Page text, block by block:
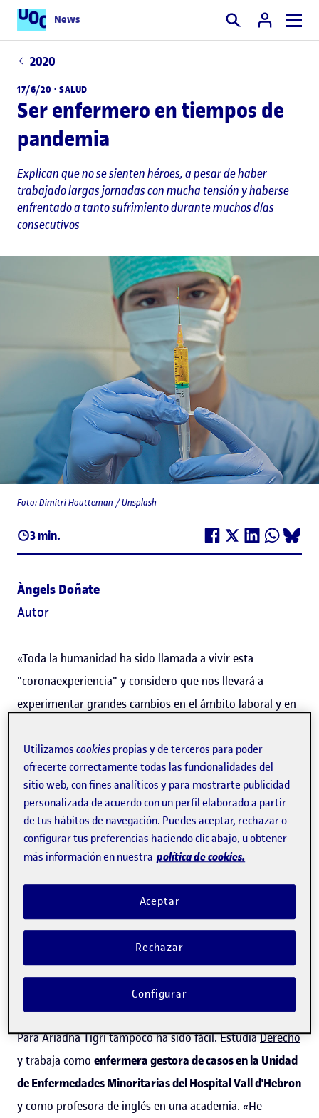
News Buscar
2020
17/6/20 · SALUD
Ser enfermero en tiempos de
pandemia
Explican que no se sienten héroes, a pesar de haber
trabajado largas jornadas con mucha tensión y haberse
enfrentado a tanto sufrimiento durante muchos días
consecutivos
3 min.
Foto: Dimitri Houtteman / Unsplash
Àngels Doñate
Autor
«Toda la humanidad ha sido llamada a vivir esta
"coronaexperiencia" y considero que nos llevará a
experimentar grandes cambios en el ámbito laboral y en
de Antropología y Evolución Humana (URV, UOC).
Estudió Enfermería en Italia y desde el 2009 reside en
Cataluña. A él le ha tocado vivir esta experiencia como
enfermero de quirófano y reanimación en el Hospital
Sant Joan de Déu de Manresa, donde trabaja de noche en
urgencias. «Mi "coronaexperiencia" ha sido intensa en
todos los sentidos, en el plano profesional y sobre
todo en el personal. Siempre he sido consciente de que el
mundo sanitario está caracterizado por una presión
constante, por cierta inestabilidad laboral, por los
recortes, por la falta de personal... pero nunca había
pensado que me encontraría en esta situación», explica.
Para Ariadna Tigri tampoco ha sido fácil. EstudiaDerecho
y trabaja como enfermera gestora de casos en la Unidad
de Enfermedades Minoritarias del Hospital Vall d'Hebron
y como profesora de inglés en una academia. «He
Utilizamoscookies propias y de terceros para poder
ofrecerte correctamente todas las funcionalidades del
sitio web, con fines analíticos y para mostrarte publicidad
personalizada de acuerdo con un perfil elaborado a partir
de tus hábitos de navegación. Puedes aceptar, rechazar o
configurar tus preferencias haciendo clic abajo, u obtener
más información en nuestra política de cookies.
Rechazar
Aceptar
Configurar